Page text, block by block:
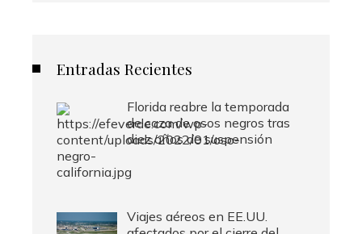
Entradas Recientes
Florida reabre la temporada
de caza de osos negros tras
diez años de suspensión
Viajes aéreos en EE.UU.